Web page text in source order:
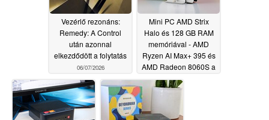
Vezérlő rezonáns:
Remedy: A Control
után azonnal
elkezdődött a folytatás
06/07/2026
Mini PC AMD Strix
Halo és 128 GB RAM
memóriával - AMD
Ryzen AI Max+ 395 és
AMD Radeon 8060S a
Bosgame M5-ösben
08/19/2025